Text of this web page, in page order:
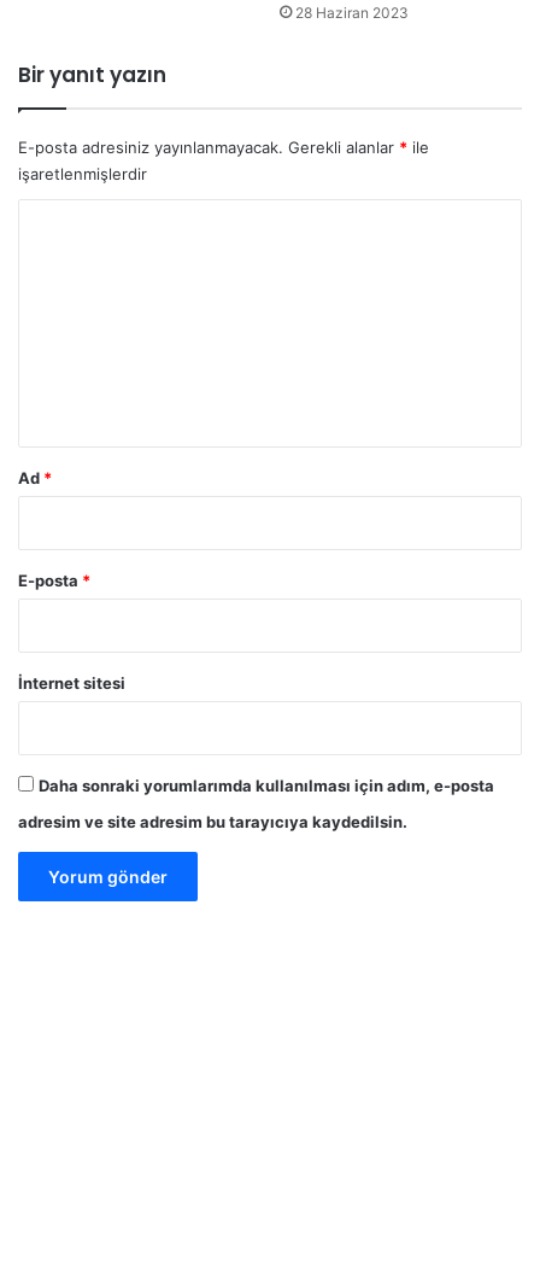
28 Haziran 2023
Bir yanıt yazın
E-posta adresiniz yayınlanmayacak. Gerekli alanlar * ile
işaretlenmişlerdir
Ad *
E-posta *
İnternet sitesi
Daha sonraki yorumlarımda kullanılması için adım, e-posta
adresim ve site adresim bu tarayıcıya kaydedilsin.